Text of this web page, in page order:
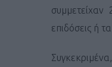
συμμετείχαν
επιδόσεις ή